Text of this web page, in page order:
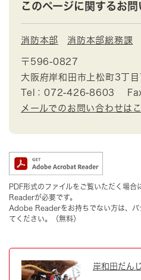
このページに関するお
消防本部 消防本部総務課
〒596-0827
大阪府岸和田市上松町3丁
Tel：072-426-8603
メールでのお問い合わせは
PDF形式のファイルをご覧いただく場
Readerが必要です。
Adobe Readerをお持ちでない方は、バ
てください。（無料）
岸和田だん